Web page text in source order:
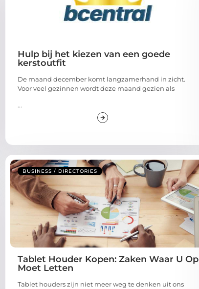
Hulp bij het kiezen van een goede
kerstoutfit
De maand december komt langzamerhand in zicht.
Voor veel gezinnen wordt deze maand gezien als
...
BUSINESS / DIRECTORIES
Tablet Houder Kopen: Zaken Waar U Op
Moet Letten
Tablet houders zijn niet meer weg te denken uit ons